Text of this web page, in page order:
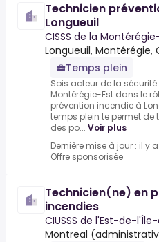
Technicien
Longueuil
CISSS de la
Longueuil, Montérégie,
Temps plein
Sois acteur de la sécurité
Montérégie-Est dans le
prévention incendie à
temps plein te permet
des po... Voir plus
Dernière mise à jour : il y
Offre sponsorisée
Technicien(ne) en
incendies
CIUSSS de l'Est-de-
Montreal